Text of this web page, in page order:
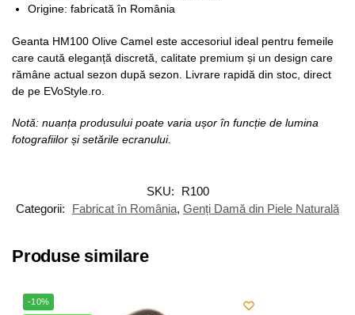
Origine: fabricată în România
Geanta HM100 Olive Camel este accesoriul ideal pentru femeile
care caută eleganță discretă, calitate premium și un design care
rămâne actual sezon după sezon. Livrare rapidă din stoc, direct
de pe EVoStyle.ro.
Notă: nuanța produsului poate varia ușor în funcție de lumina
fotografiilor și setările ecranului.
SKU:
R100
Categorii:
Fabricat în România, Genți Damă din Piele Naturală
Produse similare
-10%